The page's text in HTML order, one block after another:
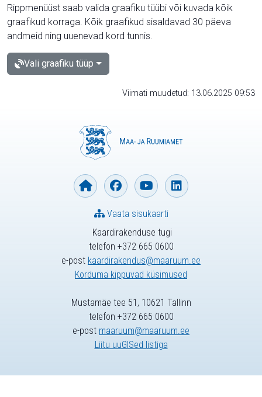
Rippmenüüst saab valida graafiku tüübi või kuvada kõik
graafikud korraga. Kõik graafikud sisaldavad 30 päeva
andmeid ning uuenevad kord tunnis.
Vali graafiku tüüp
Viimati muudetud: 13.06.2025 09:53
Kaardirakenduse tugi
telefon +372 665 0600
e-post kaardirakendus@maaruum.ee
Korduma kippuvad küsimused
Vaata sisukaarti
Mustamäe tee 51, 10621 Tallinn
telefon +372 665 0600
e-post maaruum@maaruum.ee
Liitu uuGISed listiga